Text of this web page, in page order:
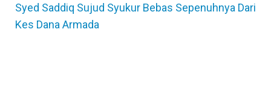
Syed Saddiq Sujud Syukur Bebas Sepenuhnya Dari
Kes Dana Armada